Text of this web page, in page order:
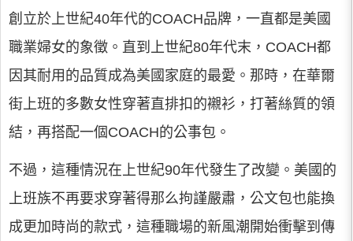
創立於上世紀40年代的COACH品牌，一直都是美國
職業婦女的象徵。直到上世紀80年代末，COACH都
因其耐用的品質成為美國家庭的最愛。那時，在華爾
街上班的多數女性穿著直排扣的襯衫，打著絲質的領
結，再搭配一個COACH的公事包。
不過，這種情況在上世紀90年代發生了改變。美國的
上班族不再要求穿著得那么拘謹嚴肅，公文包也能換
成更加時尚的款式，這種職場的新風潮開始衝擊到傳